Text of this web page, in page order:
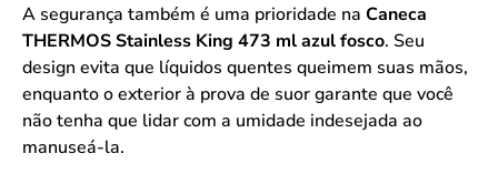
A segurança também é uma prioridade na Caneca
THERMOS Stainless King 473 ml azul fosco. Seu
design evita que líquidos quentes queimem suas mãos,
enquanto o exterior à prova de suor garante que você
não tenha que lidar com a umidade indesejada ao
manuseá-la.